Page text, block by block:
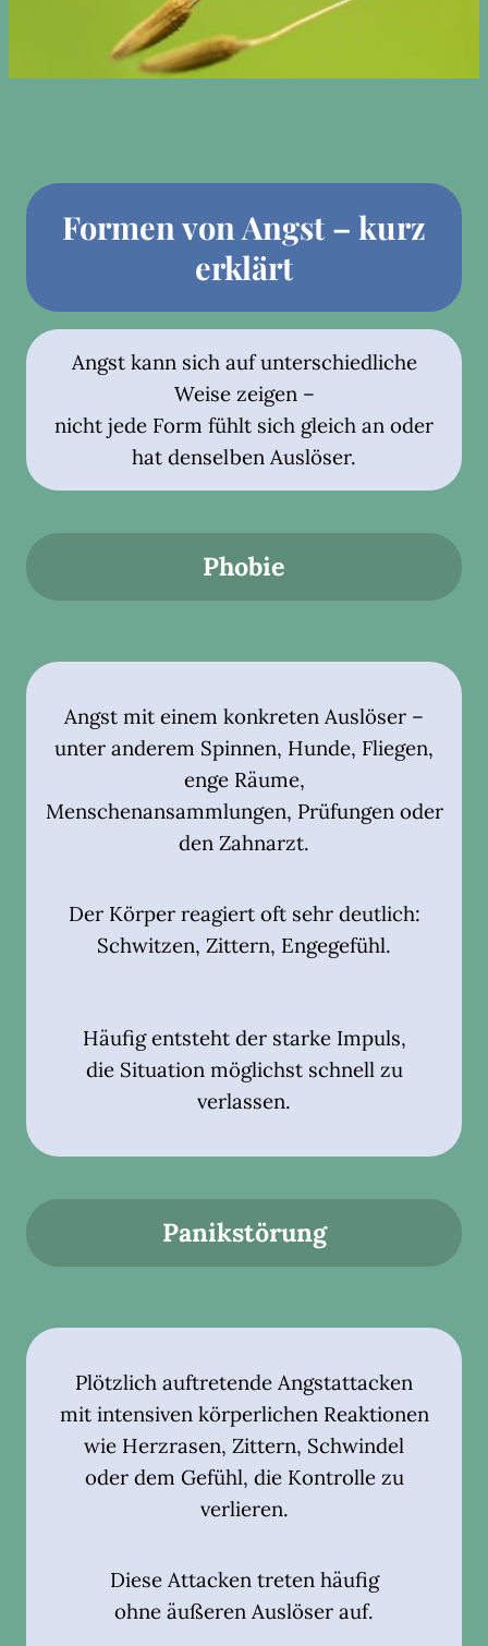
Formen von Angst – kurz
erklärt
Angst kann sich auf unterschiedliche
Weise zeigen –
nicht jede Form fühlt sich gleich an oder
hat denselben Auslöser.
Phobie
Angst mit einem konkreten Auslöser –
unter anderem Spinnen, Hunde, Fliegen,
enge Räume,
Menschenansammlungen, Prüfungen oder
den Zahnarzt.
Der Körper reagiert oft sehr deutlich:
Schwitzen, Zittern, Engegefühl.
Häufig entsteht der starke Impuls,
die Situation möglichst schnell zu
verlassen.
Panikstörung
Plötzlich auftretende Angstattacken
mit intensiven körperlichen Reaktionen
wie Herzrasen, Zittern, Schwindel
oder dem Gefühl, die Kontrolle zu
verlieren.
Diese Attacken treten häufig
ohne äußeren Auslöser auf.